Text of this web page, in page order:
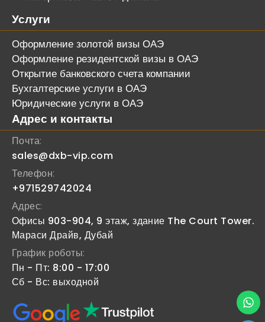
Услуги
Оформление золотой визы ОАЭ
Оформление резидентской визы в ОАЭ
Открытие банковского счета компании
Бухгалтерские услуги в ОАЭ
Юридические услуги в ОАЭ
Адрес и контакты
Почта:
sales@dxb-vip.com
Телефон:
+971529742024
Адрес:
Офисы 903-904, 9 этаж, здание The Court Tower.
Мараси Драйв, Дубай
График роботы:
Пн - Пт: 8:00 - 17:00
Сб - Вс: выходной